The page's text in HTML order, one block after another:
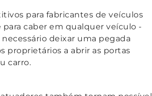
para fabricantes de veículos
caber em qualquer veículo -
deixar uma pegada
proprietários a abrir as portas
carro.